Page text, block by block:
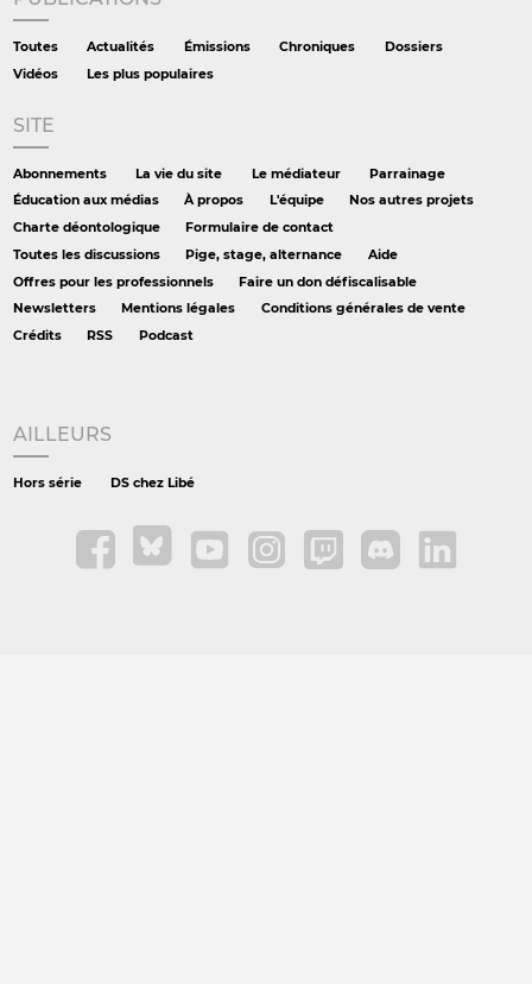
Toutes Actualités Émissions Chroniques
Dossiers
Vidéos
Les plus populaires
SITE
Abonnements La vie du site Le médiateur
Parrainage
Éducation aux médias
À propos L'équipe
Nos autres projets
Charte déontologique
Formulaire de contact
Toutes les discussions
Pige, stage, alternance
Aide
Offres pour les professionnels
Faire un don défiscalisable
Newsletters
Mentions légales
Conditions générales de vente
Crédits
RSS Podcast
AILLEURS
Hors série DS chez Libé